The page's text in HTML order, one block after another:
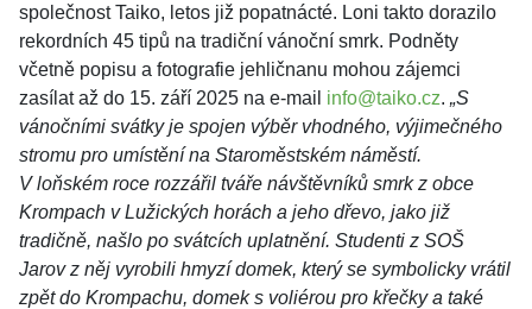
společnost Taiko, letos již popatnácté. Loni takto dorazilo
rekordních 45 tipů na tradiční vánoční smrk. Podněty
včetně popisu a fotografie jehličnanu mohou zájemci
zasílat až do 15. září 2025 na e-mail info@taiko.cz. „S
vánočními svátky je spojen výběr vhodného, výjimečného
stromu pro umístění na Staroměstském náměstí.
V loňském roce rozzářil tváře návštěvníků smrk z obce
Krompach v Lužických horách a jeho dřevo, jako již
tradičně, našlo po svátcích uplatnění. Studenti z SOŠ
Jarov z něj vyrobili hmyzí domek, který se symbolicky vrátil
zpět do Krompachu, domek s voliérou pro křečky a také